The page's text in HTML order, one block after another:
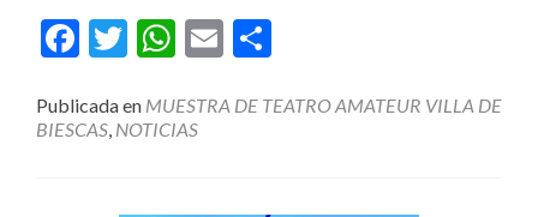
Facebook
Twitter WhatsApp
Email
Publicada en MUESTRA DE TEATRO AMATEUR VILLA DE
BIESCAS, NOTICIAS